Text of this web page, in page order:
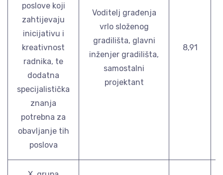
poslove koji
zahtijevaju
inicijativu i
kreativnost
radnika, te
dodatna
specijalistička
znanja
potrebna za
obavljanje tih
poslova
Voditelj građenja
vrlo složenog
gradilišta, glavni
inženjer gradilišta,
samostalni
projektant
8,91